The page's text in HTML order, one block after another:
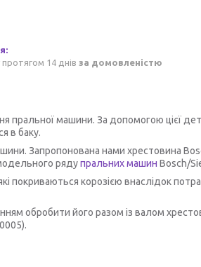
14 днів за домовленістю
пральної машини. За допомогою цієї
в баку.
Запропонована нами хрестовина
рядупральних машин Bosch/
покриваються корозією внаслідок
обробити його разом із валом